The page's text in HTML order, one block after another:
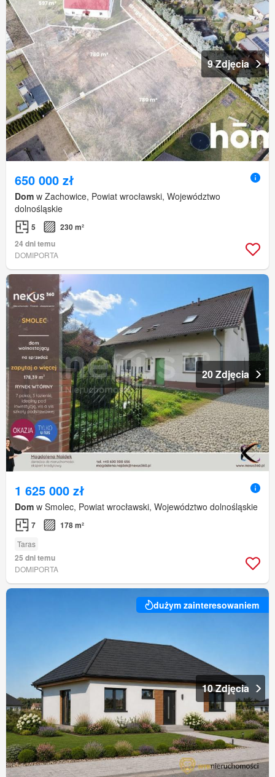
9 Zdjęcia
650 000 zł
Dom w Zachowice, Powiat wrocławski, Województwo
dolnośląskie
5
230 m²
24 dni temu
DOMIPORTA
20 Zdjęcia
1 625 000 zł
Dom w Smolec, Powiat wrocławski, Województwo dolnośląskie
7 178 m²
Taras
25 dni temu
DOMIPORTA
dużym zainteresowaniem
10 Zdjęcia